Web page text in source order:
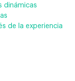
dinámicas
de la experiencia